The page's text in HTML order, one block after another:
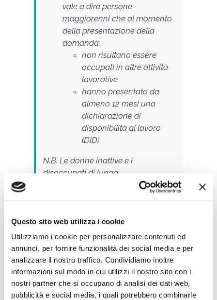
Questo sito web utilizza i cookie
Utilizziamo i cookie per personalizzare contenuti ed
annunci, per fornire funzionalità dei social media e per
analizzare il nostro traffico. Condividiamo inoltre
informazioni sul modo in cui utilizzi il nostro sito con i
nostri partner che si occupano di analisi dei dati web,
pubblicità e social media, i quali potrebbero combinarle
vale a dire persone
maggiorenni che al momento
della presentazione della
domanda:
non risultano essere
occupati in altre attività
lavorative
hanno presentato da
almeno 12 mesi una
dichiarazione di
disponibilità al lavoro
(DID)
N.B. Le donne inattive e i
disoccupati di lunga
di essere
Iniziative ammesse
Possono chiedere i finanziamenti:
imprese individuali; società di
persone; società
cooperative/cooperative